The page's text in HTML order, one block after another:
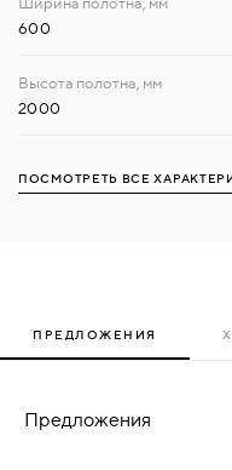
600
2000
ПОСМОТРЕТЬ ВСЕ
ПРЕДЛОЖЕНИЯ
Предложения